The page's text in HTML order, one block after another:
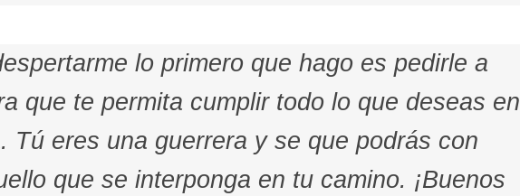
lo primero que hago es pedirle a
que te permita cumplir todo lo que deseas en
Tú eres una guerrera y se que podrás con
que se interponga en tu camino. ¡Buenos